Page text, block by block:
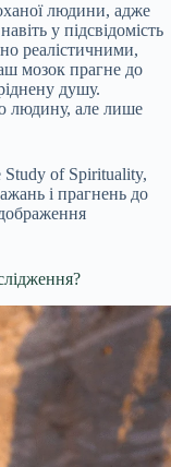
людини, адже
у підсвідомість
реалістичними,
мозок прагне до
душу.
людину, але лише
Study of Spirituality,
і прагнень до